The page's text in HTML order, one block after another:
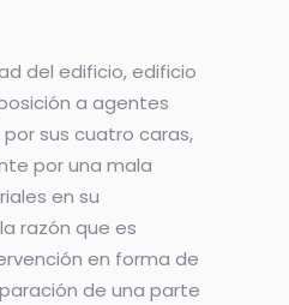
del edificio, edificio
a agentes
sus cuatro caras,
por una mala
en su
razón que es
en forma de
de una parte